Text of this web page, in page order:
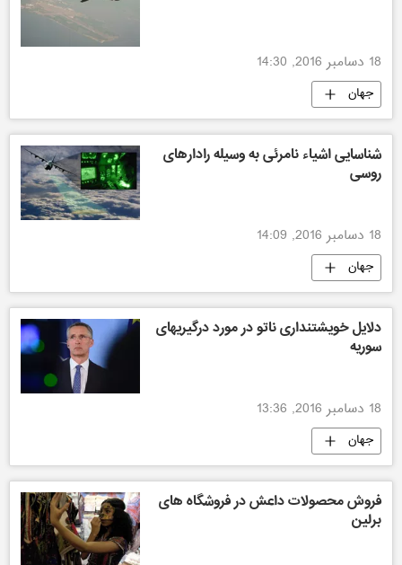
18 دسامبر 2016, 14:30
جهان
شناسایی اشیاء نامرئی به وسیله رادارهای
روسی
18 دسامبر 2016, 14:09
جهان
دلایل خویشتنداری ناتو در مورد درگیریهای
سوریه
18 دسامبر 2016, 13:36
جهان
فروش محصولات داعش در فروشگاه های
برلین